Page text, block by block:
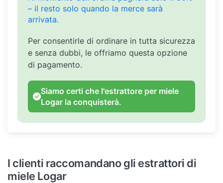
– il resto solo quando la merce sarà
arrivata.
Per consentirle di ordinare in tutta sicurezza
e senza dubbi, le offriamo questa opzione
di pagamento.
Siamo certi che l'estrattore per miele
Logar la conquisterà.
I clienti raccomandano gli estrattori di
miele Logar